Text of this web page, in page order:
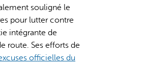
souligné le
pour lutter contre
intégrante de
route. Ses efforts de
officielles du